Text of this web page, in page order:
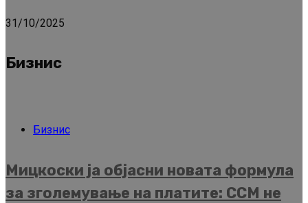
31/10/2025
Бизнис
Бизнис
Мицкоски ја објасни новата формула
за зголемување на платите: ССМ не